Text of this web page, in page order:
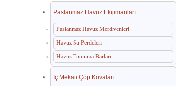
Paslanmaz Havuz Ekipmanları
Paslanmaz Havuz Merdivenleri
Havuz Su Perdeleri
Havuz Tutunma Barları
İç Mekan Çöp Kovaları